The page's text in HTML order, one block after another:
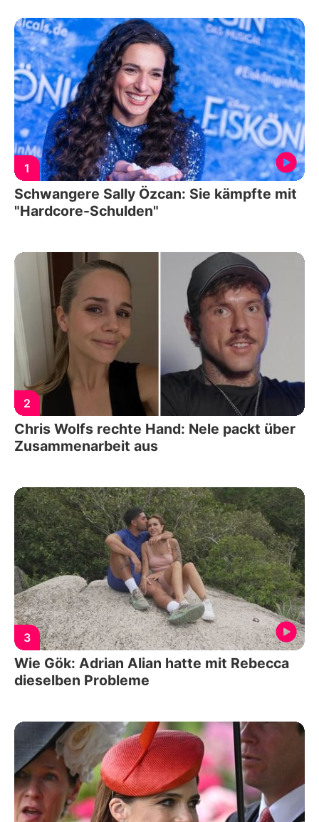
1
Schwangere Sally Özcan: Sie kämpfte mit
"Hardcore-Schulden"
2
Chris Wolfs rechte Hand: Nele packt über
Zusammenarbeit aus
3
Wie Gök: Adrian Alian hatte mit Rebecca
dieselben Probleme